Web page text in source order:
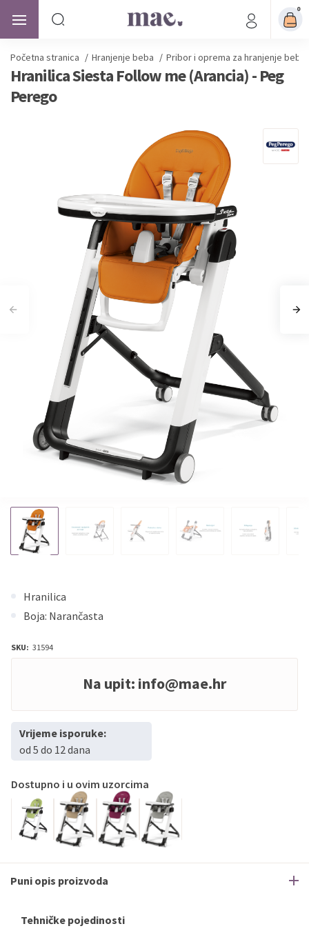
0
Početna stranica / Hranjenje beba / Pribor i oprema za hranjenje beba
Hranilica Siesta Follow me (Arancia) - Peg
Perego
Hranilica
Boja: Narančasta
SKU: 31594
Na upit: info@mae.hr
Vrijeme isporuke:
od 5 do 12 dana
Dostupno i u ovim uzorcima
Puni opis proizvoda
Tehničke pojedinosti